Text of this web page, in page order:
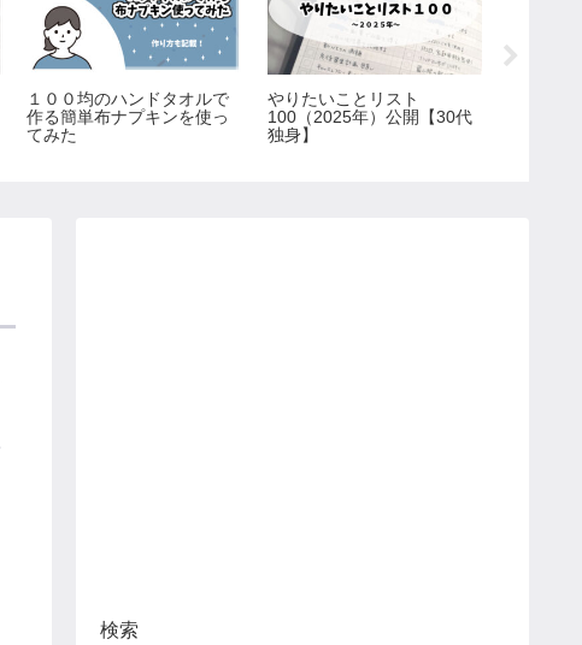
１００均のハンドタオルで
作る簡単布ナプキンを使っ
てみた
やりたいことリスト
100（2025年）公開【30代
独身】
検索